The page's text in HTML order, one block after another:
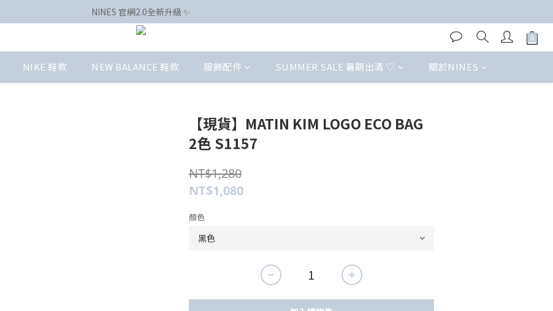
NINES 官網2.0全新升級 ✨
NIKE 鞋款 NEW BALANCE 鞋款 服飾配件 SUMMER SALE 暑期出清 ♡ 關於NINES
【現貨】MATIN KIM LOGO ECO BAG
2色 S1157
NT$1,280
NT$1,080
顏色